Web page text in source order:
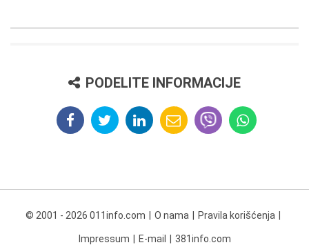
PODELITE INFORMACIJE
© 2001 - 2026 011info.com O nama Pravila korišćenja
Impressum E-mail 381info.com